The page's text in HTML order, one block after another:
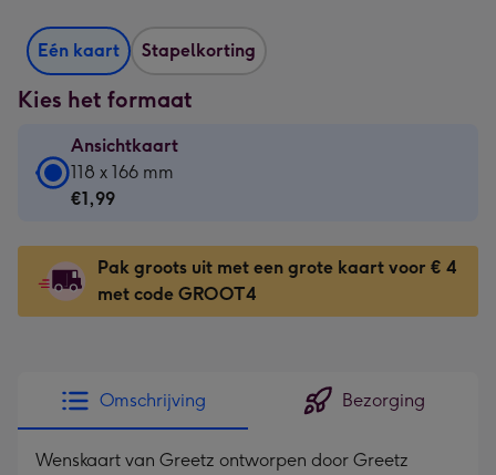
Eén kaart Stapelkorting
Kies het formaat
Ansichtkaart
Ansichtkaart
-
-
118
x
Dimensions:
118
x
118 x 166 mm
€1,99
Pak groots uit met een grote kaart voor € 4
met code GROOT4
Omschrijving Bezorging
Wenskaart van Greetz ontworpen door Greetz